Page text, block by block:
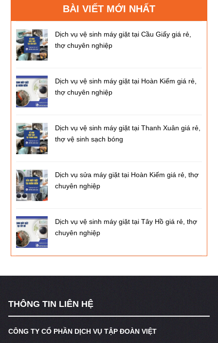
BÀI VIẾT MỚI NHẤT
Dịch vụ vệ sinh máy giặt tại Cầu Giấy giá rẻ,
thợ chuyên nghiệp
Dịch vụ vệ sinh máy giặt tại Hoàn Kiếm giá rẻ,
thợ chuyên nghiệp
Dịch vụ vệ sinh máy giặt tại Thanh Xuân giá rẻ,
thợ vệ sinh sạch bóng
Dịch vụ sửa máy giặt tại Hoàn Kiếm giá rẻ, thợ
chuyên nghiệp
Dịch vụ vệ sinh máy giặt tại Tây Hồ giá rẻ, thợ
chuyên nghiệp
THÔNG TIN LIÊN HỆ
CÔNG TY CỔ PHẦN DỊCH VỤ TẬP ĐOÀN VIỆT